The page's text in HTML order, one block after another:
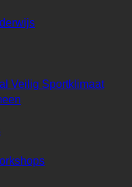
Veilig Sportklimaat